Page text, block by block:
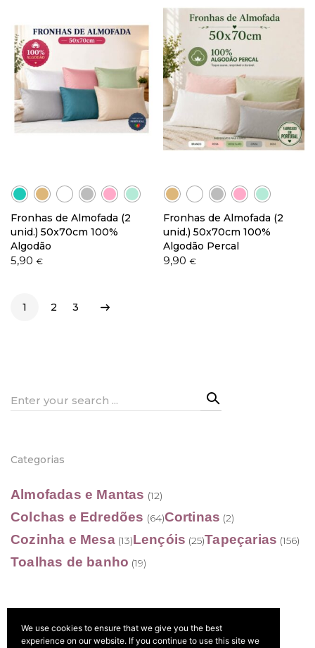
67,50 €
Fronhas de Almofada (2
unid.) 50x70cm 100%
Algodão
5,90 €
Fronhas de Almofada (2
unid.) 50x70cm 100%
Algodão Percal
9,90 €
1 2 3
Search
Categorias
Almofadas e Mantas (12)
Colchas e Edredões (64)Cortinas (2)
Cozinha e Mesa (13)Lençóis (25)Tapeçarias (156)
Toalhas de banho (19)
Filtrar por preço
We use cookies to ensure that we give you the best
experience on our website. If you continue to use this site we